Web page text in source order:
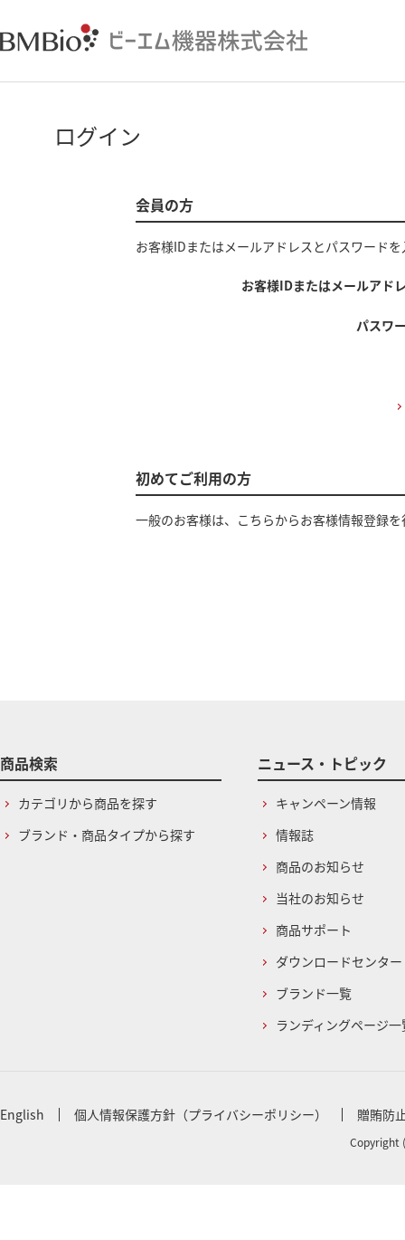
ログイン
会員の方
お客様IDまたはメールアドレス とパスワード
お客様IDまたはメールアド
パスワ
初めてご利用の方
一般のお客様は、こちらからお客様情報登録
商品検索
カテゴリから商品を探す
ブランド・商品タイプから探す
ニュース・トピック
キャンペーン情報
情報誌
商品のお知らせ
当社のお知らせ
商品サポート
ダウンロードセンター
ブランド一覧
ランディングページ一
English 個人情報保護方針（プライバシーポリシー） 贈賄防
Copyright